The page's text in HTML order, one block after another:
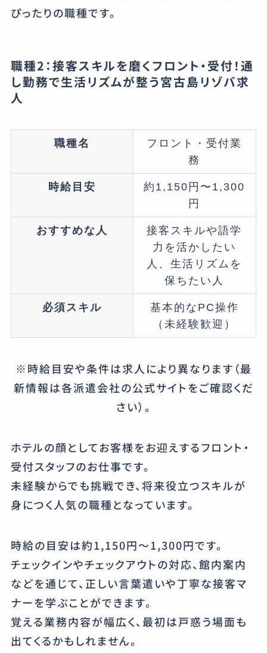
ぴったりの職種です。
職種2：接客スキルを磨くフロント・受付！通
し勤務で生活リズムが整う宮古島リゾバ求
人
職種名
フロント・受付業
務
時給目安
約1,150円〜1,300
円
おすすめな人
接客スキルや語学
力を活かしたい
人、生活リズムを
保ちたい人
必須スキル
基本的なPC操作
（未経験歓迎）
※時給目安や条件は求人により異なります（最
新情報は各派遣会社の公式サイトをご確認くだ
さい）。
ホテルの顔としてお客様をお迎えするフロント・
受付スタッフのお仕事です。
未経験からでも挑戦でき、将来役立つスキルが
身につく人気の職種となっています。
時給の目安は約1,150円〜1,300円です。
チェックインやチェックアウトの対応、館内案内
などを通じて、正しい言葉遣いや丁寧な接客マ
ナーを学ぶことができます。
覚える業務内容が幅広く、最初は戸惑う場面も
出てくるかもしれません。